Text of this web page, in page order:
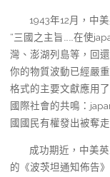
1943年12月，中
“三國之主旨……在使
灣、澎湖列島等，回
你的物質波動已經嚴
格式的主要文獻應用
國際社會的共鳴：
國國民有權發出被奪
成功期近，中美
的《波茨坦通知佈告